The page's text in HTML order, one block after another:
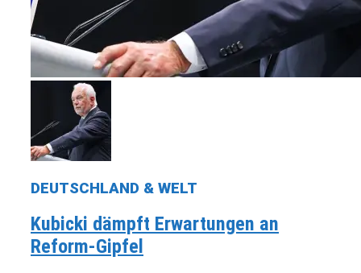
DEUTSCHLAND & WELT
Kubicki dämpft Erwartungen an
Reform-Gipfel